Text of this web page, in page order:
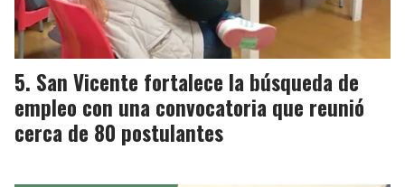
San Vicente fortalece la búsqueda de
empleo con una convocatoria que reunió
cerca de 80 postulantes